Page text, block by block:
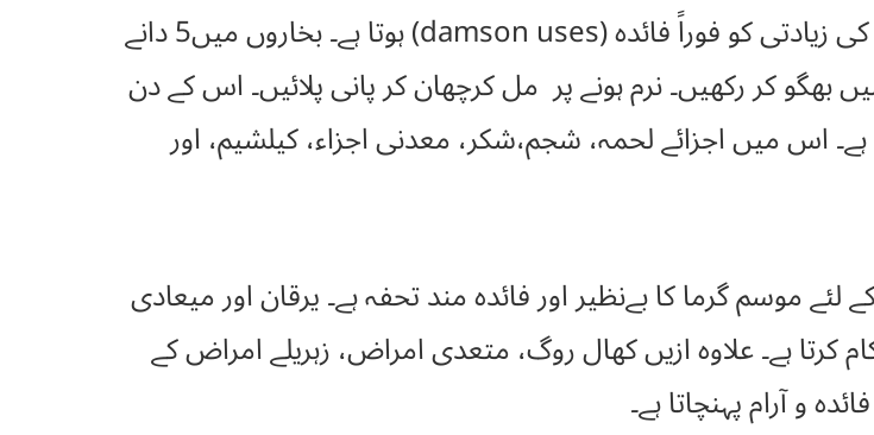
آلوبخارا کو منہ میں رکھ کر چوسنے سے پیاس کی زیادتی کو فوراً فائدہ (damson uses) ہوتا ہے۔ بخاروں میں5 دانے
سے دھو کر3 گھنٹے پانی میں بھگو کر رکھیں۔ نرم ہونے پر مل کرچھان کر پانی پلائیں۔ اس کے دن
اس میں اجزائے لحمہ، شجم،شکر، معدنی اجزاء، کیلشیم، اور
لئے موسم گرما کا بےنظیر اور فائدہ مند تحفہ ہے۔ یرقان اور میعادی
کرتا ہے۔ علاوہ ازیں کھال روگ، متعدی امراض، زہریلے امراض کے
و آرام پہنچاتا ہے۔